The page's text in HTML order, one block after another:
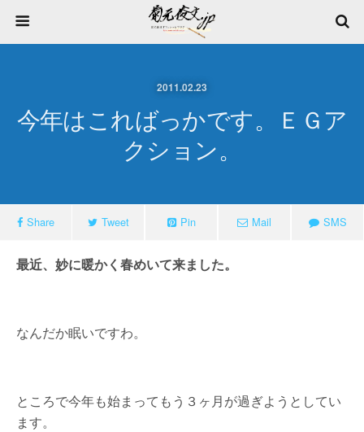
2011.02.23
今年はこればっかです。ＥＧア
クション。
Share Tweet Pin Mail SMS
最近、妙に暖かく春めいて来ました。
なんだか眠いですわ。
ところで今年も始まってもう３ヶ月が過ぎようとしてい
ます。